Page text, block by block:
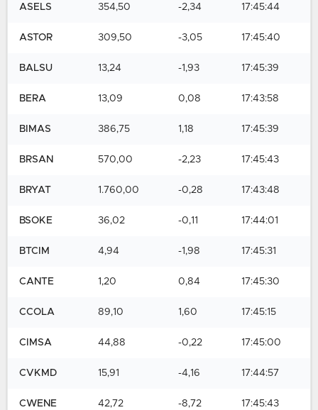
ASELS 354,50 -2,34 17:45:44
ASTOR 309,50 -3,05 17:45:40
BALSU 13,24 -1,93 17:45:39
BERA 13,09 0,08 17:43:58
BIMAS 386,75 1,18 17:45:39
BRSAN 570,00 -2,23 17:45:43
BRYAT 1.760,00 -0,28 17:43:48
BSOKE 36,02 -0,11 17:44:01
BTCIM 4,94 -1,98 17:45:31
CANTE 1,20 0,84 17:45:30
CCOLA 89,10 1,60 17:45:15
CIMSA 44,88 -0,22 17:45:00
CVKMD 15,91 -4,16 17:44:57
CWENE 42,72 -8,72 17:45:43